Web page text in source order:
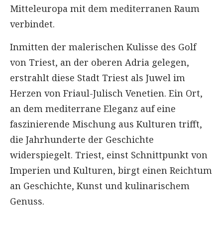
Mitteleuropa mit dem mediterranen Raum
verbindet.
Inmitten der malerischen Kulisse des Golf
von Triest, an der oberen Adria gelegen,
erstrahlt diese Stadt Triest als Juwel im
Herzen von Friaul-Julisch Venetien. Ein Ort,
an dem mediterrane Eleganz auf eine
faszinierende Mischung aus Kulturen trifft,
die Jahrhunderte der Geschichte
widerspiegelt. Triest, einst Schnittpunkt von
Imperien und Kulturen, birgt einen Reichtum
an Geschichte, Kunst und kulinarischem
Genuss.